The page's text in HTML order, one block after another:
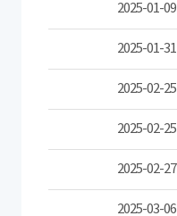
2025-01-09
2025-01-31
2025-02-25
2025-02-25
2025-02-27
2025-03-06